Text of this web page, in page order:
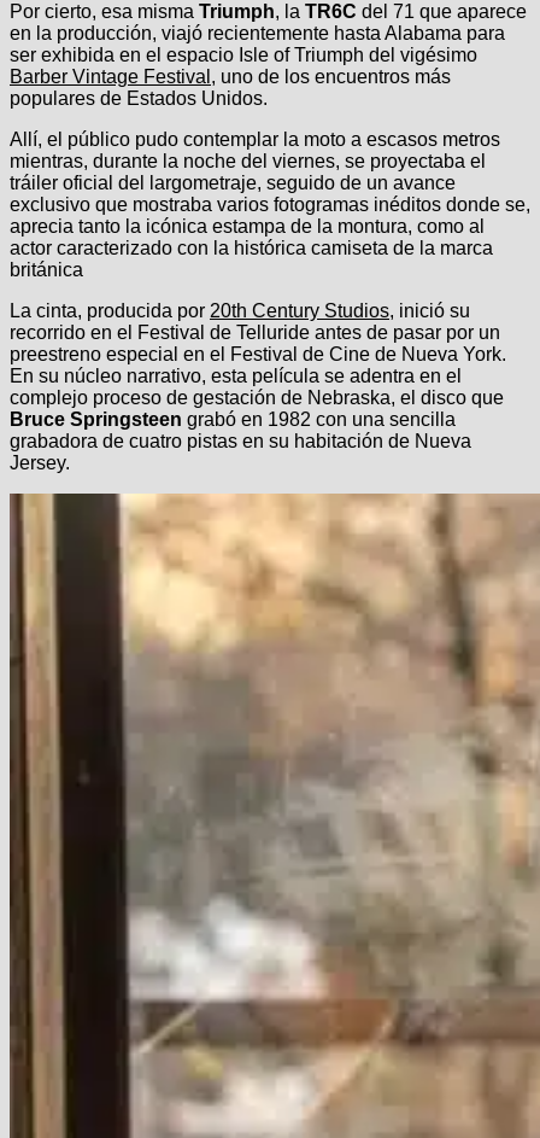
Por cierto, esa misma Triumph, la TR6C del 71 que aparece
en la producción, viajó recientemente hasta Alabama para
ser exhibida en el espacio Isle of Triumph del vigésimo
Barber Vintage Festival , uno de los encuentros más
populares de Estados Unidos.
Allí, el público pudo contemplar la moto a escasos metros
mientras, durante la noche del viernes, se proyectaba el
tráiler oficial del largometraje, seguido de un avance
exclusivo que mostraba varios fotogramas inéditos donde se,
aprecia tanto la icónica estampa de la montura, como al
actor caracterizado con la histórica camiseta de la marca
británica
La cinta, producida por 20th Century Studios, inició su
recorrido en el Festival de Telluride antes de pasar por un
preestreno especial en el Festival de Cine de Nueva York.
En su núcleo narrativo, esta película se adentra en el
complejo proceso de gestación de Nebraska, el disco que
Bruce Springsteen grabó en 1982 con una sencilla
grabadora de cuatro pistas en su habitación de Nueva
Jersey.